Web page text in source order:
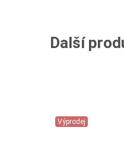
Další
Výprodej